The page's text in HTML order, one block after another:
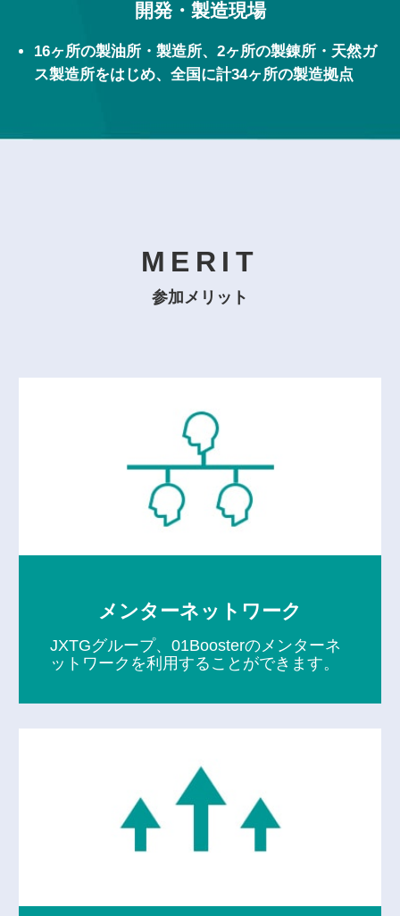
開発・製造現場
16ヶ所の製油所・製造所、2ヶ所の製錬所・天然ガ
ス製造所をはじめ、全国に計34ヶ所の製造拠点
MERIT
MERIT
参加メリット
参加メリット
メンターネットワーク
JXTGグループ、01Boosterのメンターネ
ットワークを利用することができます。